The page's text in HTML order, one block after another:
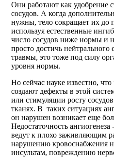
Они работают как удобрение
сосудов. А когда
нужны, тело сокращает их до
используя естественные
число сосудов ниже нормы и
просто достичь нейтрального
травмы, это тоже под силу
уровня нормы.
Но сейчас науке известно,
создают дефекты в этой
или стимуляции росту
тканях. В таких ситуациях
он нарушен возникает еще
Недостаточность
ведут к плохо заживляющим
нарушению кровоснабжения
инсультам, повреждению